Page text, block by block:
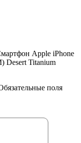
Apple iPhone
Desert Titanium
поля